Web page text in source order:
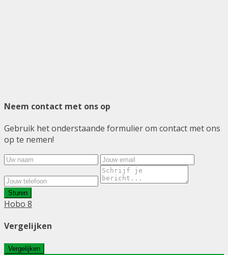
Neem contact met ons op
Gebruik het onderstaande formulier om contact met ons
op te nemen!
Sturen
Hobo 8
Vergelijken
Vergelijken